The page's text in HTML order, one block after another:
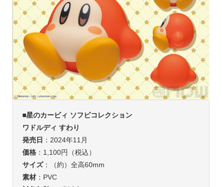
■星のカービィ ソフビコレクション
ワドルディ すわり
発売日 ：2024年11月
価格：1,100円（税込）
サイズ：（約）全高60mm
素材：PVC